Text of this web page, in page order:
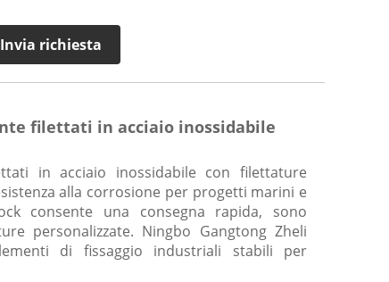
Invia richiesta
filettati in acciaio inossidabile
in acciaio inossidabile con filettature
alla corrosione per progetti marini e
consente una consegna rapida, sono
personalizzate. Ningbo Gangtong Zheli
di fissaggio industriali stabili per